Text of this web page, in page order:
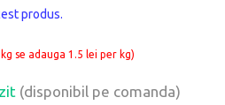
produs.
se adauga 1.5 lei per kg)
(disponibil pe comanda)